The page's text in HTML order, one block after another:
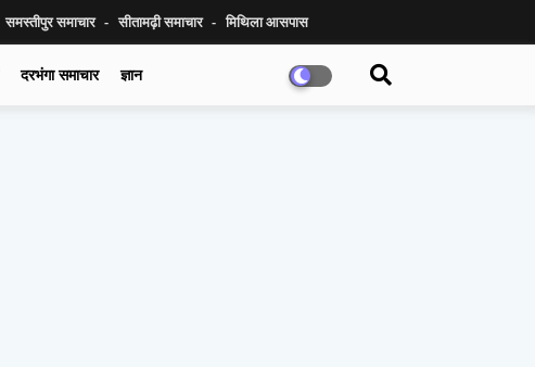
समस्तीपुर समाचार सीतामढ़ी समाचार मिथिला आसपास
दरभंगा समाचार ज्ञान